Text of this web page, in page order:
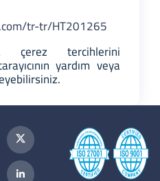
tr-tr/HT201265
çerez tercihlerini
yardım veya